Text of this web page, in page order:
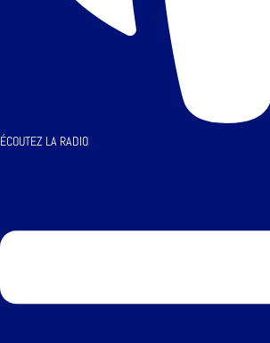
ÉCOUTEZ LA RADIO